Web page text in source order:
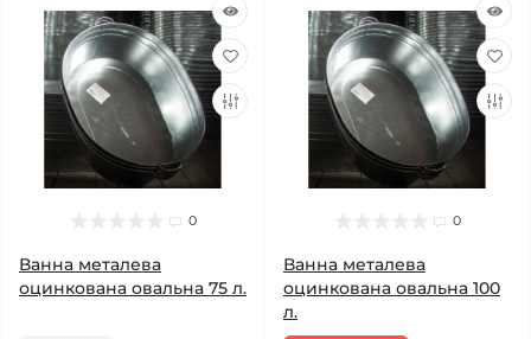
0
Ванна металева
оцинкована овальна 75 л.
0
Ванна металева
оцинкована овальна 100
л.